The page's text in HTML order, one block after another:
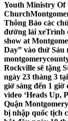
Youth Ministry Of
Church
Thông Báo các
đường lái xeTrình
show at
Day” vào thứ Sáu
Rockville sẽ tặng
ngày 23 tháng 3
giờ sáng đến 1 giờ
video ‘Heads Up,
Quận
bị nhập quốc tịch